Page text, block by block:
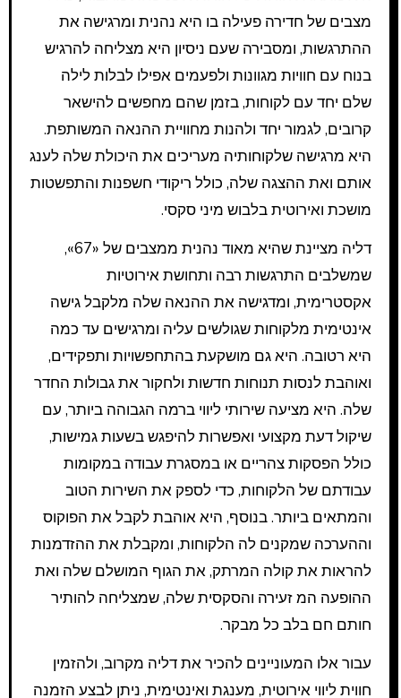
מצבים של חדירה פעילה בו היא נהנית ומרגישה את
ההתרגשות, ומסבירה שעם ניסיון היא מצליחה להרגיש
בנוח עם חוויות מגוונות ולפעמים אפילו לבלות לילה
שלם יחד עם לקוחות, בזמן שהם מחפשים להישאר
קרובים, לגמור יחד ולהנות מחוויית ההנאה המשותפת.
היא מרגישה שלקוחותיה מעריכים את היכולת שלה לענג
אותם ואת ההצגה שלה, כולל ריקודי חשפנות והתפשטות
מושכת ואירוטית בלבוש מיני סקסי.
דליה מציינת שהיא מאוד נהנית ממצבים של «67»,
שמשלבים התרגשות רבה ותחושת אירוטיות
אקסטרימית, ומדגישה את ההנאה שלה מלקבל גישה
אינטימית מלקוחות שגולשים עליה ומרגישים עד כמה
היא רטובה. היא גם מושקעת בהתחפשויות ותפקידים,
ואוהבת לנסות תנוחות חדשות ולחקור את גבולות החדר
שלה. היא מציעה שירותי ליווי ברמה הגבוהה ביותר, עם
שיקול דעת מקצועי ואפשרות להיפגש בשעות גמישות,
כולל הפסקות צהריים או במסגרת עבודה במקומות
עבודתם של הלקוחות, כדי לספק את השירות הטוב
והמתאים ביותר. בנוסף, היא אוהבת לקבל את הפוקוס
וההערכה שמקנים לה הלקוחות, ומקבלת את ההזדמנות
להראות את קולה המרתק, את הגוף המושלם שלה ואת
ההופעה המ זעירה והסקסית שלה, שמצליחה להותיר
חותם חם בלב כל מבקר.
עבור אלו המעוניינים להכיר את דליה מקרוב, ולהזמין
חווית ליווי אירוטית, מענגת ואינטימית, ניתן לבצע הזמנה